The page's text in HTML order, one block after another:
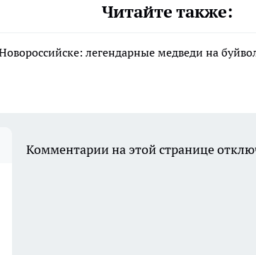
Читайте также:
легендарные медведи на
Комментарии на этой странице